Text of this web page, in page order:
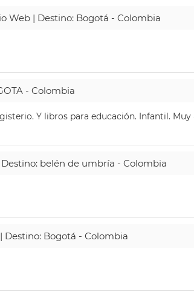
Web | Destino: Bogotá - Colombia
- Colombia
Y libros para educación. Infantil. Muy
Destino: belén de umbría - Colombia
Destino: Bogotá - Colombia